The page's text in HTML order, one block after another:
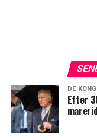
DE
Efter